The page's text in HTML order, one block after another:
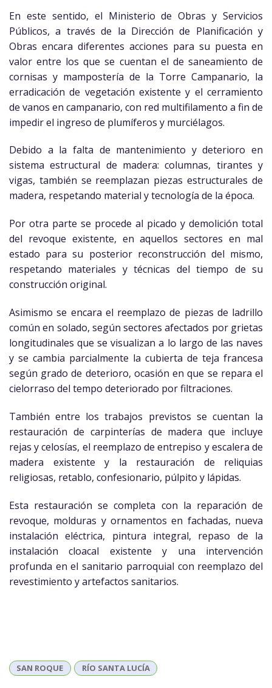
En este sentido, el Ministerio de Obras y Servicios
Públicos, a través de la Dirección de Planificación y
Obras encara diferentes acciones para su puesta en
valor entre los que se cuentan el de saneamiento de
cornisas y mampostería de la Torre Campanario, la
erradicación de vegetación existente y el cerramiento
de vanos en campanario, con red multifilamento a fin de
impedir el ingreso de plumíferos y murciélagos.
Debido a la falta de mantenimiento y deterioro en
sistema estructural de madera: columnas, tirantes y
vigas, también se reemplazan piezas estructurales de
madera, respetando material y tecnología de la época.
Por otra parte se procede al picado y demolición total
del revoque existente, en aquellos sectores en mal
estado para su posterior reconstrucción del mismo,
respetando materiales y técnicas del tiempo de su
construcción original.
Asimismo se encara el reemplazo de piezas de ladrillo
común en solado, según sectores afectados por grietas
longitudinales que se visualizan a lo largo de las naves
y se cambia parcialmente la cubierta de teja francesa
según grado de deterioro, ocasión en que se repara el
cielorraso del tempo deteriorado por filtraciones.
También entre los trabajos previstos se cuentan la
restauración de carpinterías de madera que incluye
rejas y celosías, el reemplazo de entrepiso y escalera de
madera existente y la restauración de reliquias
religiosas, retablo, confesionario, púlpito y lápidas.
Esta restauración se completa con la reparación de
revoque, molduras y ornamentos en fachadas, nueva
instalación eléctrica, pintura integral, repaso de la
instalación cloacal existente y una intervención
profunda en el sanitario parroquial con reemplazo del
revestimiento y artefactos sanitarios.
SAN ROQUE RÍO SANTA LUCÍA